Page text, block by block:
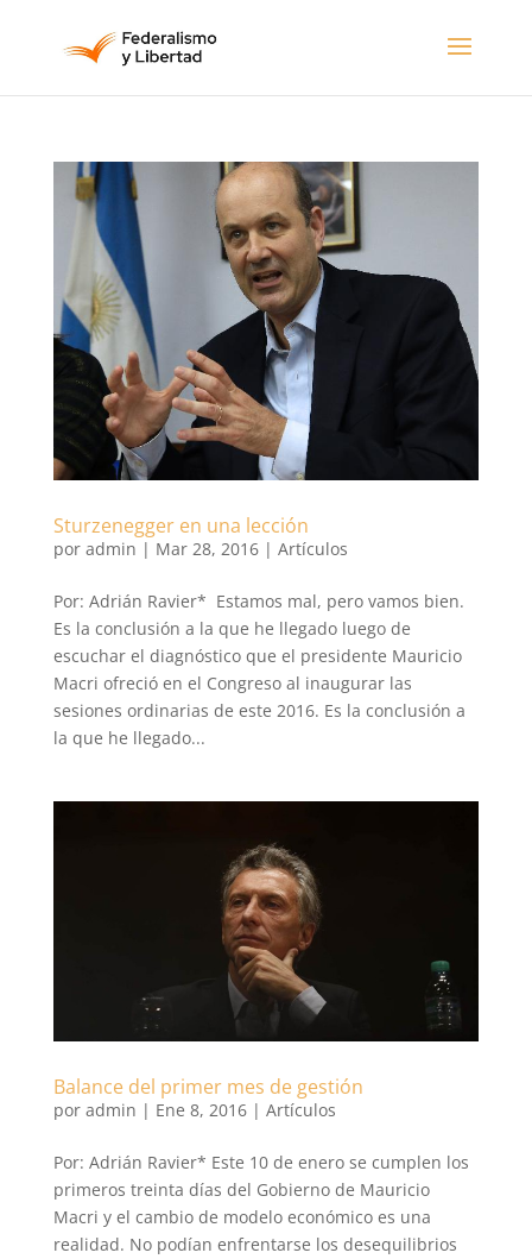
Sturzenegger en una lección
por admin | Mar 28, 2016| Artículos
Por: Adrián Ravier* Estamos mal, pero vamos bien.
Es la conclusión a la que he llegado luego de
escuchar el diagnóstico que el presidente Mauricio
Macri ofreció en el Congreso al inaugurar las
sesiones ordinarias de este 2016. Es la conclusión a
la que he llegado...
Balance del primer mes de gestión
por admin | Ene 8, 2016| Artículos
Por: Adrián Ravier* Este 10 de enero se cumplen los
primeros treinta días del Gobierno de Mauricio
Macri y el cambio de modelo económico es una
realidad. No podían enfrentarse los desequilibrios